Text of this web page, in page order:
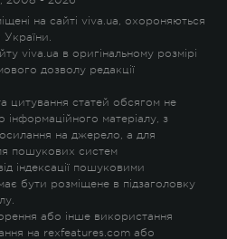
на сайті viva.ua, охороняються
viva.ua в оригінальному розмірі
дозволу редакції
цитування статей обсягом не
інформаційного матеріалу, з
на джерело, а для
пошукових систем
індексації пошуковими
бути розміщене в підзаголовку
або інше використання
на rexfeatures.com або